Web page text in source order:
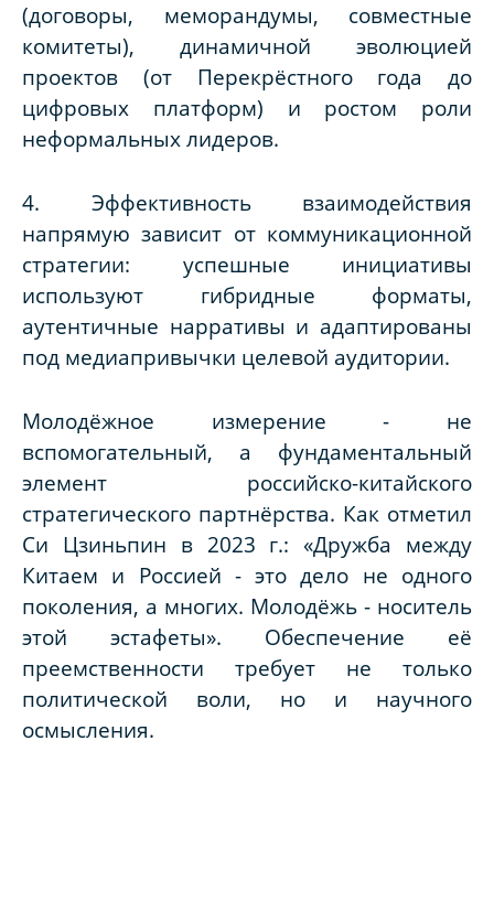
(договоры, меморандумы, совместные
комитеты), динамичной эволюцией
проектов (от Перекрёстного года до
цифровых платформ) и ростом роли
неформальных лидеров.
4. Эффективность взаимодействия
напрямую зависит от коммуникационной
стратегии: успешные инициативы
используют гибридные форматы,
аутентичные нарративы и адаптированы
под медиапривычки целевой аудитории.
Молодёжное измерение - не
вспомогательный, а фундаментальный
элемент российско-китайского
стратегического партнёрства. Как отметил
Си Цзиньпин в 2023 г.: «Дружба между
Китаем и Россией - это дело не одного
поколения, а многих. Молодёжь - носитель
этой эстафеты». Обеспечение её
преемственности требует не только
политической воли, но и научного
осмысления.